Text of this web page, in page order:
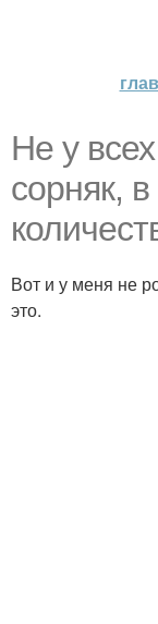
Не у
сорняк,
Вот и у меня не
это.